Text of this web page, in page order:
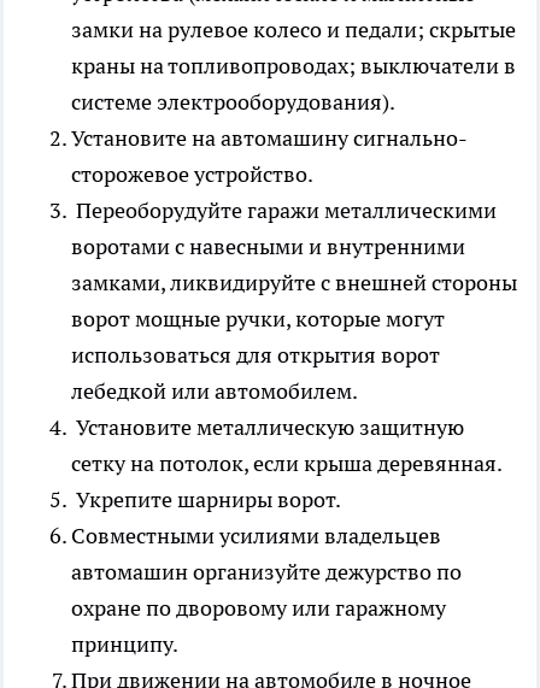
замки на рулевое колесо и педали; скрытые
краны на топливопроводах; выключатели в
системе электрооборудования).
Установите на автомашину сигнально-
сторожевое устройство.
Переоборудуйте гаражи металлическими
воротами с навесными и внутренними
замками, ликвидируйте с внешней стороны
ворот мощные ручки, которые могут
использоваться для открытия ворот
лебедкой или автомобилем.
Установите металлическую защитную
сетку на потолок, если крыша деревянная.
Укрепите шарниры ворот.
Совместными усилиями владельцев
автомашин организуйте дежурство по
охране по дворовому или гаражному
принципу.
При движении на автомобиле в ночное